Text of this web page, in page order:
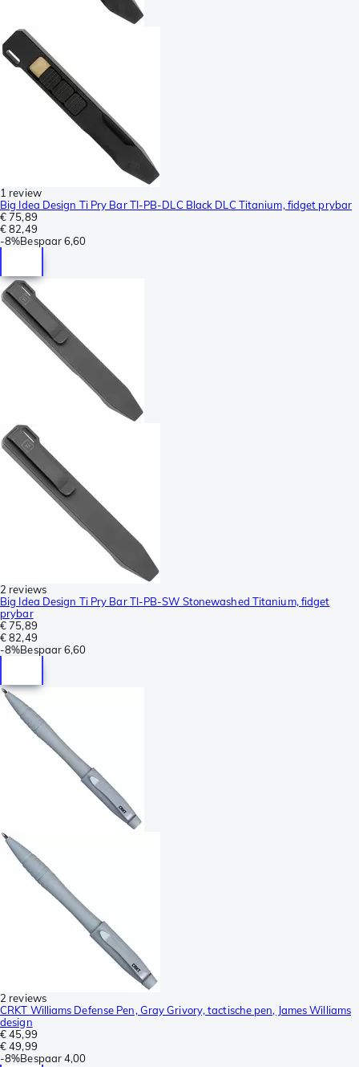
1 review
Big Idea Design Ti Pry Bar TI-PB-DLC Black DLC Titanium, fidget prybar
€ 75,89
€ 82,49
-8%Bespaar6,60
2 reviews
Big Idea Design Ti Pry Bar TI-PB-SW Stonewashed Titanium, fidget
prybar
€ 75,89
€ 82,49
-8%Bespaar6,60
2 reviews
CRKT Williams Defense Pen, Gray Grivory, tactische pen, James Williams
design
€ 45,99
€ 49,99
-8%Bespaar4,00